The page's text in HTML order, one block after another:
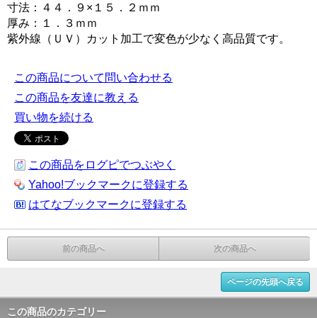
寸法：４４．９×１５．２ｍｍ
厚み：１．３ｍｍ
紫外線（ＵＶ）カット加工で変色が少なく高品質です。
この商品について問い合わせる
この商品を友達に教える
買い物を続ける
この商品をログピでつぶやく
Yahoo!ブックマークに登録する
はてなブックマークに登録する
前の商品へ 次の商品へ
ページの先頭へ戻る
この商品のカテゴリー